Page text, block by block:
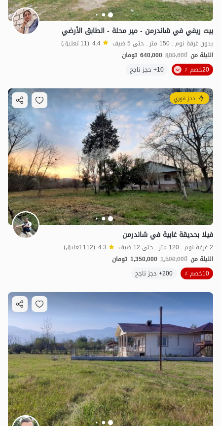
بيت ريفي في شاندرمن - مير محلة - الطابق الأرضي
بدون غرفة نوم . 150 متر . حتى 5 ضيف 4.4 (11 تعليق)
الليلة من 800,000
640,000 تومان
20خصم ٪
10+ حجز ناجح
حجز فوري
فيلا بحديقة غابية في شاندرمن
2 غرفة نوم . 120 متر . حتى 12 ضيف 4.3 (112 تعليق)
الليلة من 1,500,000
1,350,000 تومان
10خصم ٪
200+ حجز ناجح